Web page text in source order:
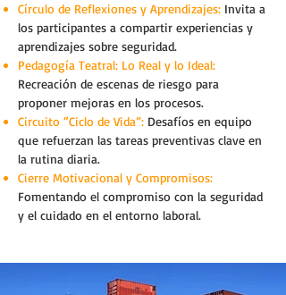
Círculo de Reflexiones y Aprendizajes: Invita a
los participantes a compartir experiencias y
aprendizajes sobre seguridad.
Pedagogía Teatral: Lo Real y lo Ideal:
Recreación de escenas de riesgo para
proponer mejoras en los procesos.
Circuito “Ciclo de Vida”: Desafíos en equipo
que refuerzan las tareas preventivas clave en
la rutina diaria.
Cierre Motivacional y Compromisos:
Fomentando el compromiso con la seguridad
y el cuidado en el entorno laboral.